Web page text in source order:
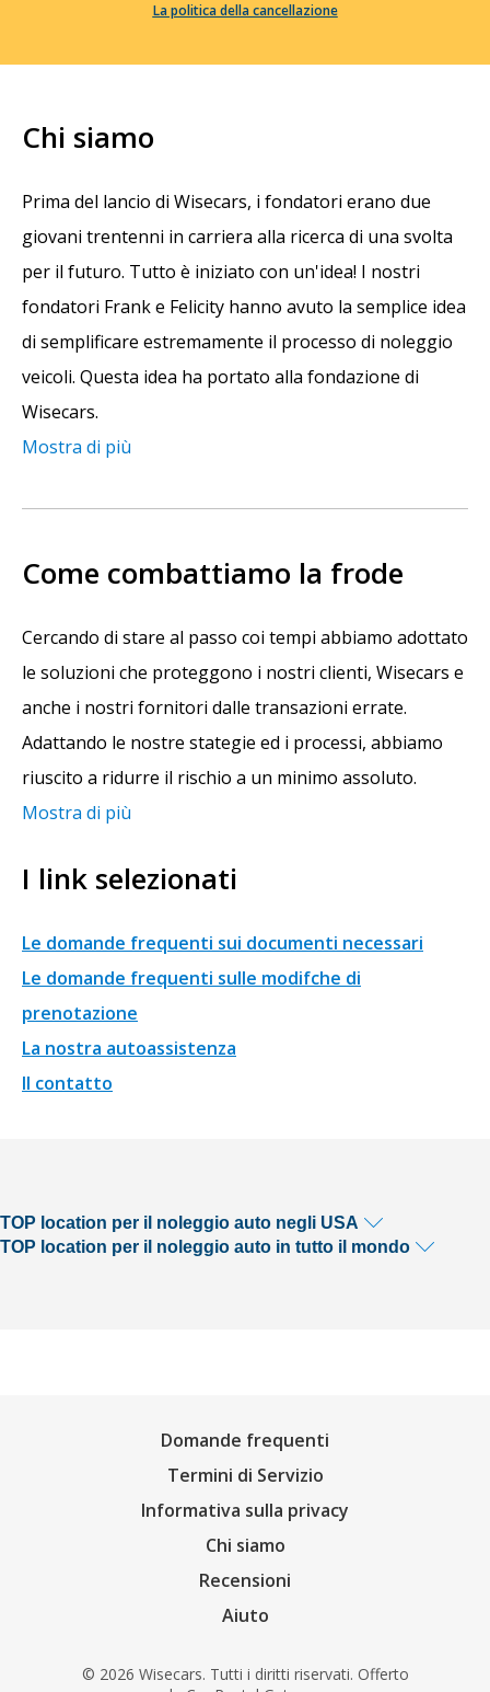
La politica della cancellazione
Chi siamo
Prima del lancio di Wisecars, i fondatori erano due
giovani trentenni in carriera alla ricerca di una svolta
per il futuro. Tutto è iniziato con un'idea! I nostri
fondatori Frank e Felicity hanno avuto la semplice idea
di semplificare estremamente il processo di noleggio
veicoli. Questa idea ha portato alla fondazione di
Wisecars.
Mostra di più
Come combattiamo la frode
Cercando di stare al passo coi tempi abbiamo adottato
le soluzioni che proteggono i nostri clienti, Wisecars e
anche i nostri fornitori dalle transazioni errate.
Adattando le nostre stategie ed i processi, abbiamo
riuscito a ridurre il rischio a un minimo assoluto.
Mostra di più
I link selezionati
Le domande frequenti sui documenti necessari
Le domande frequenti sulle modifche di
prenotazione
La nostra autoassistenza
Il contatto
TOP location per il noleggio auto negli USA
TOP location per il noleggio auto in tutto il mondo
Domande frequenti
Termini di Servizio
Informativa sulla privacy
Chi siamo
Recensioni
Aiuto
© 2026 Wisecars. Tutti i diritti riservati. Offerto